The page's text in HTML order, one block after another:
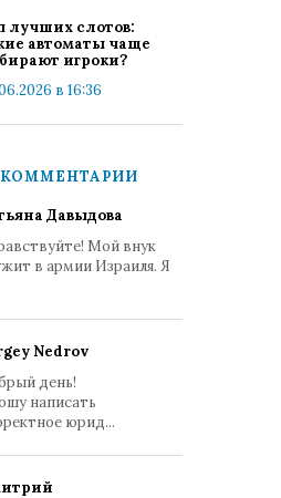
лучших слотов:
автоматы чаще
игроки?
в 16:36
Давыдова
Мой внук
в армии Израиля. Я
Nedrov
день!
написать
юрид...